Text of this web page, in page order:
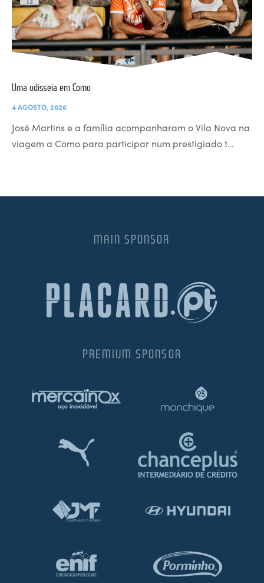
Uma odisseia em Como
4 AGOSTO, 2026
José Martins e a família acompanharam o Vila Nova na
viagem a Como para participar num prestigiado t…
MAIN SPONSOR
PREMIUM SPONSOR